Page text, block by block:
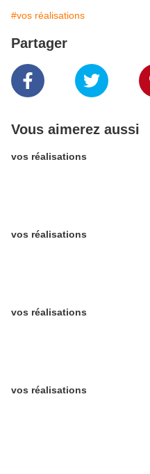
#vos réalisations
Partager
Vous aimerez aussi
vos réalisations
vos réalisations
vos réalisations
vos réalisations